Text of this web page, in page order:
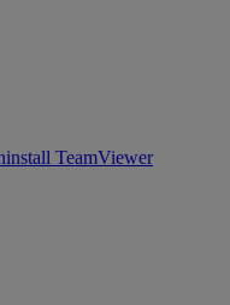
TeamViewer